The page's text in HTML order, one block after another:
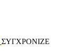
ΣΥΓΧΡΟΝΙΖΕ